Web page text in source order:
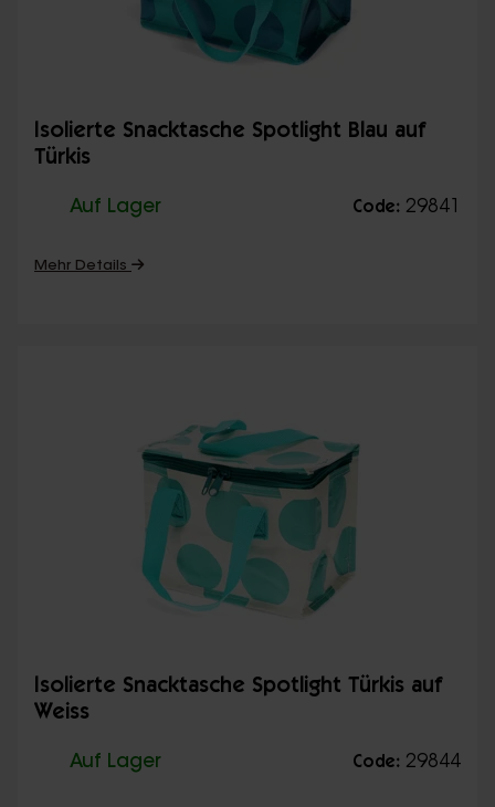
Isolierte Snacktasche Spotlight Blau auf
Türkis
Auf Lager Code: 29841
Mehr Details
Isolierte Snacktasche Spotlight Türkis auf
Weiss
Auf Lager Code: 29844